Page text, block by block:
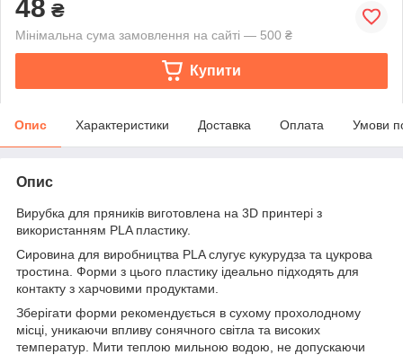
48 ₴
Мінімальна сума замовлення на сайті — 500 ₴
Купити
Опис Характеристики Доставка Оплата Умови
Опис
Вирубка для пряників виготовлена на 3D принтері з
використанням PLA пластику.
Сировина для виробництва PLA слугує кукурудза та цукрова
тростина. Форми з цього пластику ідеально підходять для
контакту з харчовими продуктами.
Зберігати форми рекомендується в сухому прохолодному
місці, уникаючи впливу сонячного світла та високих
температур. Мити теплою мильною водою, не допускаючи